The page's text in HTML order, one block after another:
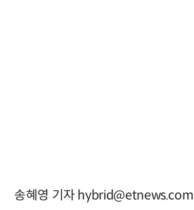
송혜영 기자 hybrid@etnews.com